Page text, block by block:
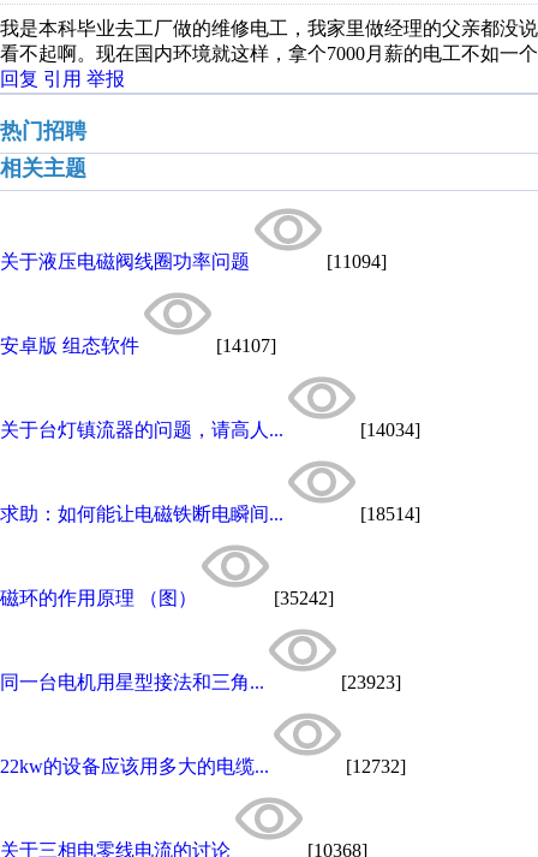
我是本科毕业去工厂做的维修电工，我家里做经理的父亲都没
看不起啊。现在国内环境就这样，拿个7000月薪的电工不如一
回复 引用 举报
热门招聘
相关主题
关于液压电磁阀线圈功率问题 [11094]
安卓版 组态软件 [14107]
关于台灯镇流器的问题，请高人... [14034]
求助：如何能让电磁铁断电瞬间... [18514]
磁环的作用原理 （图） [35242]
同一台电机用星型接法和三角... [23923]
22kw的设备应该用多大的电缆... [12732]
关于三相电零线电流的讨论 [10368]